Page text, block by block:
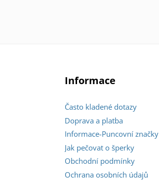
Informace
Často kladené dotazy
Doprava a platba
Informace-Puncovní značky
Jak pečovat o šperky
Obchodní podmínky
Ochrana osobních údajů